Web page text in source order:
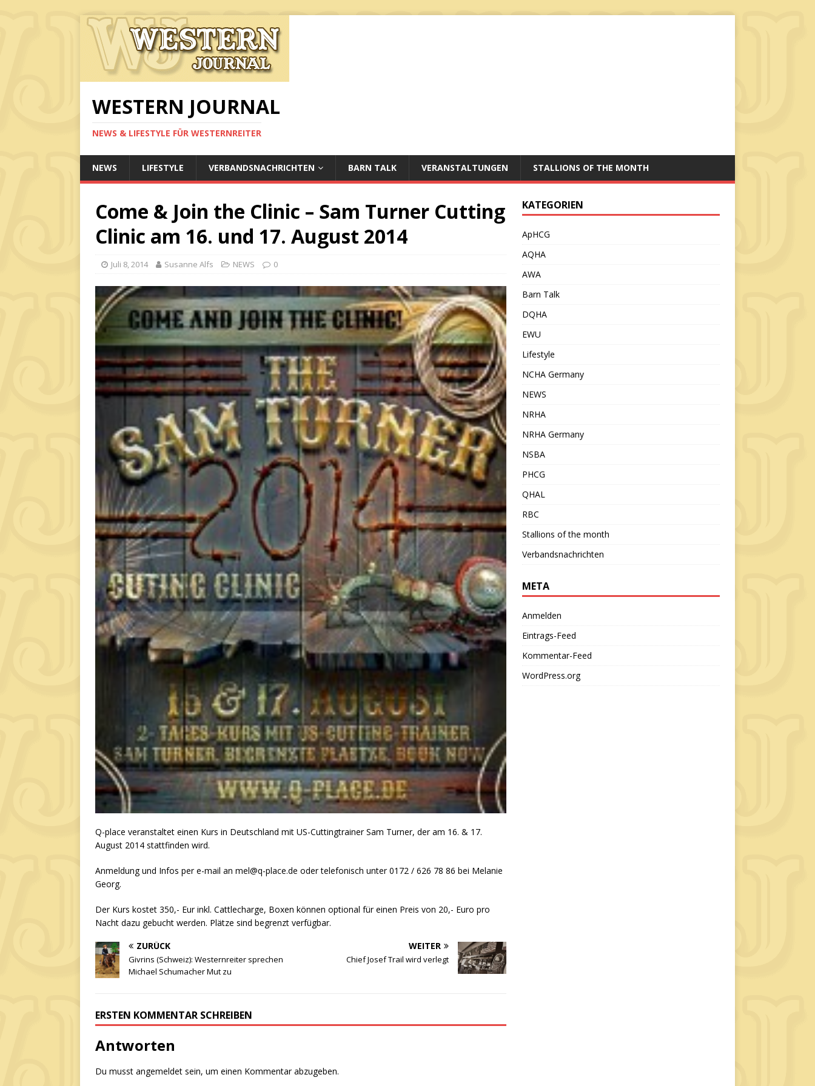
WESTERN JOURNAL
NEWS & LIFESTYLE FÜR WESTERNREITER
NEWS LIFESTYLE VERBANDSNACHRICHTEN BARN TALK VERANSTALTUNGEN STALLIONS OF THE MONTH
Come & Join the Clinic – Sam Turner Cutting
Clinic am 16. und 17. August 2014
Juli 8, 2014 Susanne Alfs NEWS 0
Q-place veranstaltet einen Kurs in Deutschland mit US-Cuttingtrainer Sam Turner, der am 16. & 17.
August 2014 stattfinden wird.
Anmeldung und Infos per e-mail an mel@q-place.de oder telefonisch unter 0172 / 626 78 86 bei Melanie
Georg.
Der Kurs kostet 350,- Eur inkl. Cattlecharge, Boxen können optional für einen Preis von 20,- Euro pro
Nacht dazu gebucht werden. Plätze sind begrenzt verfügbar.
ZURÜCK
Givrins (Schweiz): Westernreiter sprechen
Michael Schumacher Mut zu
WEITER
Chief Josef Trail wird verlegt
ERSTEN KOMMENTAR SCHREIBEN
Antworten
Du musst angemeldet sein, um einen Kommentar abzugeben.
KATEGORIEN
ApHCG
AQHA
AWA
Barn Talk
DQHA
EWU
Lifestyle
NCHA Germany
NEWS
NRHA
NRHA Germany
NSBA
PHCG
QHAL
RBC
Stallions of the month
Verbandsnachrichten
META
Anmelden
Eintrags-Feed
Kommentar-Feed
WordPress.org